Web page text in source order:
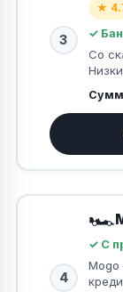
3
★
✓
Со
4
🏎️
✓ С
Mogo